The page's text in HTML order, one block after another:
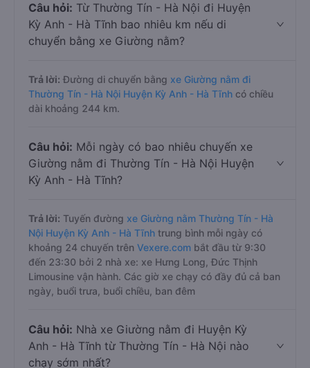
Câu hỏi: Từ Thường Tín - Hà Nội đi Huyện
Kỳ Anh - Hà Tĩnh bao nhiêu km nếu di
chuyển bằng xe Giường nằm?
Trả lời: Đường di chuyển bằng xe Giường nằm đi
Thường Tín - Hà Nội Huyện Kỳ Anh - Hà Tĩnh có chiều
dài khoảng 244 km.
Câu hỏi: Mỗi ngày có bao nhiêu chuyến xe
Giường nằm đi Thường Tín - Hà Nội Huyện
Kỳ Anh - Hà Tĩnh?
Trả lời: Tuyến đường xe Giường nằm Thường Tín - Hà
Nội Huyện Kỳ Anh - Hà Tĩnh trung bình mỗi ngày có
khoảng 24 chuyến trên Vexere.com bắt đầu từ 9:30
đến 23:30 bởi 2 nhà xe: xe Hưng Long, Đức Thịnh
Limousine vận hành. Các giờ xe chạy có đầy đủ cả ban
ngày, buổi trưa, buổi chiều, ban đêm
Câu hỏi: Nhà xe Giường nằm đi Huyện Kỳ
Anh - Hà Tĩnh từ Thường Tín - Hà Nội nào
chạy sớm nhất?